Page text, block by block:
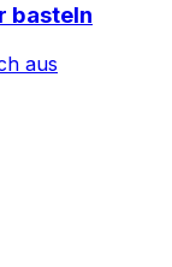
basteln
aus